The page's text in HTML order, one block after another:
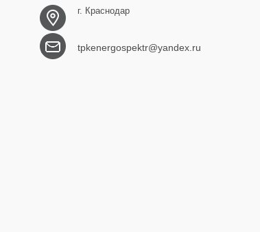
г. Краснодар
tpkenergospektr@yandex.ru